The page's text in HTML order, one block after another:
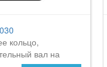
кольцо,
вал на